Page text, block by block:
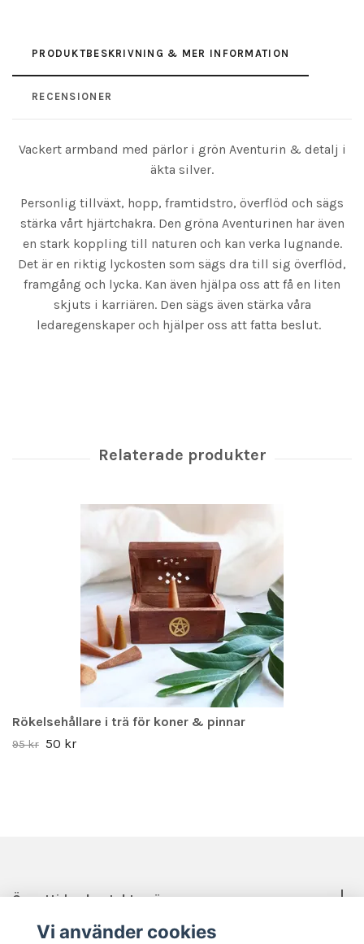
PRODUKTBESKRIVNING & MER INFORMATION
RECENSIONER
Vackert armband med pärlor i grön Aventurin & detalj i
äkta silver.
Personlig tillväxt, hopp, framtidstro, överflöd och sägs
stärka vårt hjärtchakra. Den gröna Aventurinen har även
en stark koppling till naturen och kan verka lugnande.
Det är en riktig lyckosten som sägs dra till sig överflöd,
framgång och lycka. Kan även hjälpa oss att få en liten
skjuts i karriären. Den sägs även stärka våra
ledaregenskaper och hjälper oss att fatta beslut.
Rökelsehållare i trä för koner & pinnar
95 kr 50 kr
Öppettider, kontakt, mässor mm.
Vi använder cookies